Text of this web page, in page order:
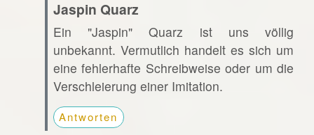
Jaspin Quarz
Ein "Jaspin" Quarz ist uns völlig
unbekannt. Vermutlich handelt es sich um
eine fehlerhafte Schreibweise oder um die
Verschleierung einer Imitation.
Antworten